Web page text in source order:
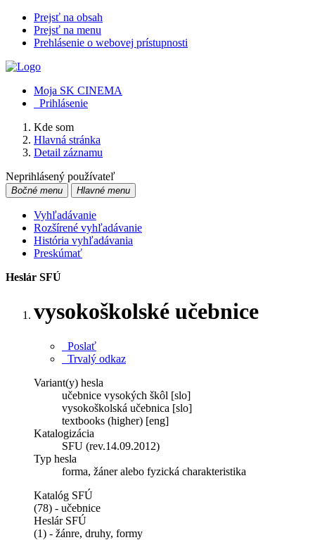
Prejsť na obsah
Prejsť na menu
Prehlásenie o webovej prístupnosti
Moja SK CINEMA
Prihlásenie
Kde som
Hlavná stránka
Detail záznamu
Neprihlásený používateľ
Bočné menu Hlavné menu
Vyhľadávanie
Rozšírené vyhľadávanie
História vyhľadávania
Preskúmať
Heslár SFÚ
vysokoškolské učebnice
Poslať
Trvalý odkaz
Variant(y) hesla
učebnice vysokých škôl [slo]
vysokoškolská učebnica [slo]
textbooks (higher) [eng]
Katalogizácia
SFU (rev.14.09.2012)
Typ hesla
forma, žáner alebo fyzická charakteristika
Katalóg SFÚ
(78) - učebnice
Heslár SFÚ
(1) - žánre, druhy, formy